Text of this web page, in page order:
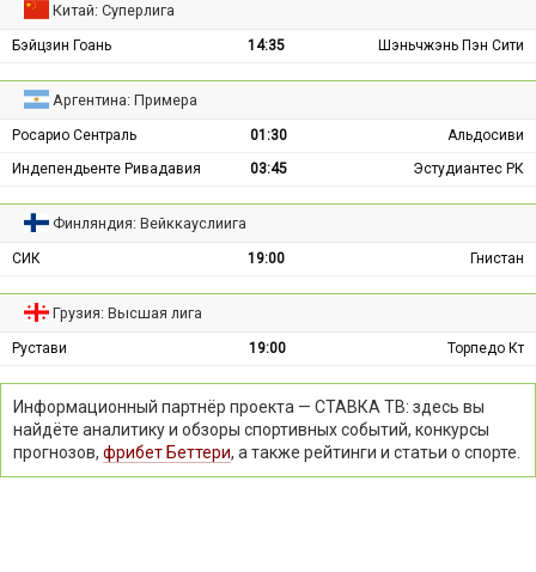
Китай: Суперлига
Бэйцзин Гоань 14:35 Шэньчжэнь Пэн Сити
Аргентина: Примера
Росарио Сентраль 01:30
Альдосиви
Индепендьенте Ривадавия
03:45 Эстудиантес РК
Финляндия: Вейккауслиига
СИК 19:00 Гнистан
Грузия: Высшая лига
Рустави 19:00 Торпедо Кт
Информационный партнёр проекта — СТАВКА ТВ: здесь вы
найдёте аналитику и обзоры спортивных событий, конкурсы
прогнозов, фрибет Беттери, а также рейтинги и статьи о спорте.